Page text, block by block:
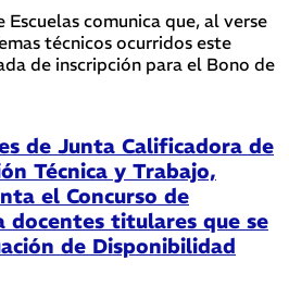
comunica que, al verse
técnicos ocurridos este
de inscripción para el Bono de
de Junta Calificadora de
Técnica y Trabajo,
el Concurso de
docentes titulares que se
de Disponibilidad